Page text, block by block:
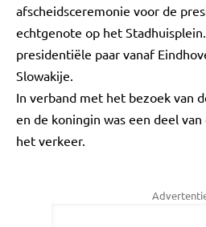
afscheidsceremonie voor de
echtgenote op het
presidentiële paar vanaf
Slowakije.
In verband met het bezoek van
en de koningin was een deel
het verkeer.